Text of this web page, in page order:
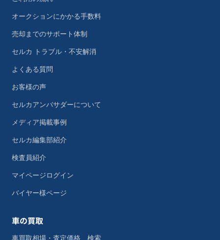
オークションにかかる手数料
売却までのサポート体制
セルカ トラブル・不安解消
よくある質問
お客様の声
セルカアンバサダーについて
メディア掲載事例
セルカ編集部紹介
検査員紹介
マイページログイン
バイヤー様ページ
車の買取
車買取相場・査定価格 検索